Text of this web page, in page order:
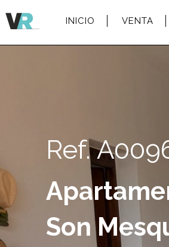
INICIO VENTA
Ref.
Son